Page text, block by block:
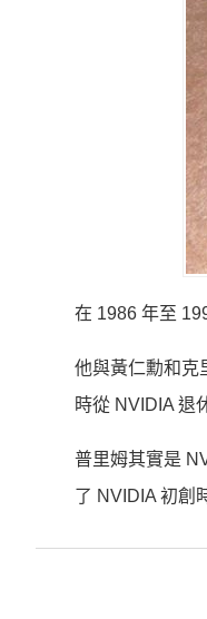
在 1986 年至
他與黃仁勳和克
時從 NVIDIA 退
普里姆其實是
了 NVIDIA 初創